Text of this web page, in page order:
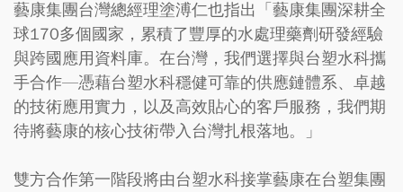
藝康集團台灣總經理塗溥仁也指出「藝康集團深耕全
球170多個國家，累積了豐厚的水處理藥劑研發經驗
與跨國應用資料庫。在台灣，我們選擇與台塑水科攜
手合作—憑藉台塑水科穩健可靠的供應鏈體系、卓越
的技術應用實力，以及高效貼心的客戶服務，我們期
待將藝康的核心技術帶入台灣扎根落地。」
雙方合作第一階段將由台塑水科接掌藝康在台塑集團